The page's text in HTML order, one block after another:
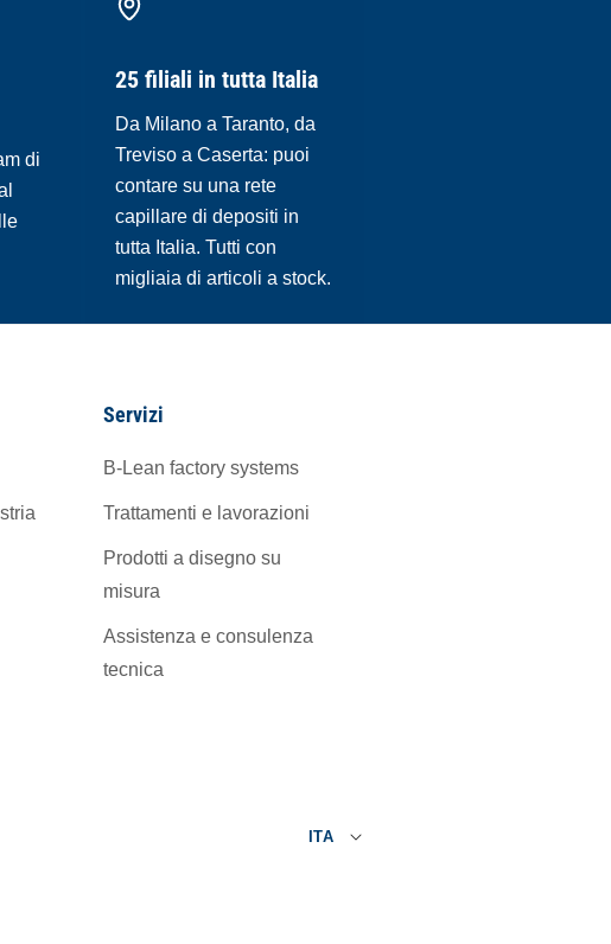
di
25 filiali in tutta Italia
Da Milano a Taranto, da
Treviso a Caserta: puoi
contare su una rete
capillare di depositi in
tutta Italia. Tutti con
migliaia di articoli a stock.
Servizi
B-Lean factory systems
Trattamenti e lavorazioni
Prodotti a disegno su
misura
Assistenza e consulenza
tecnica
ITA